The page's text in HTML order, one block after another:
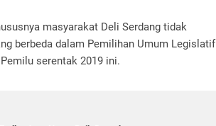
masyarakat Deli Serdang tidak
berbeda dalam Pemilihan Umum Legislatif
serentak 2019 ini.